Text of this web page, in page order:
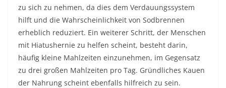
zu sich zu nehmen, da dies dem Verdauungssystem
hilft und die Wahrscheinlichkeit von Sodbrennen
erheblich reduziert. Ein weiterer Schritt, der Menschen
mit Hiatushernie zu helfen scheint, besteht darin,
häufig kleine Mahlzeiten einzunehmen, im Gegensatz
zu drei großen Mahlzeiten pro Tag. Gründliches Kauen
der Nahrung scheint ebenfalls hilfreich zu sein.